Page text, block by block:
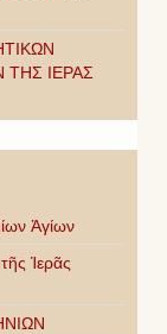
ΙΕΡΑΣ
Ἁγίων
Ἱερᾶς